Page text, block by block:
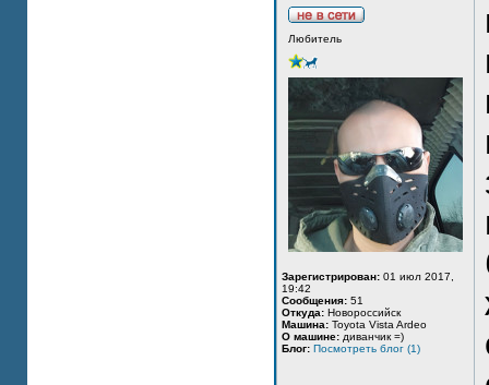
Любитель
Зарегистрирован: 01 июл 2017,
19:42
Сообщения: 51
Откуда: Новороссийск
Машина: Toyota Vista Ardeo
О машине: диванчик =)
Блог: Посмотреть блог (1)